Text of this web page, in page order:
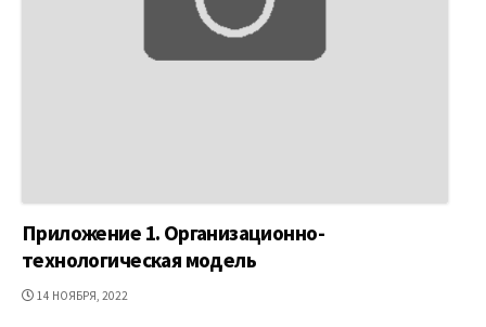
Приложение 1. Организационно-
технологическая модель
ДАТА
14 НОЯБРЯ, 2022